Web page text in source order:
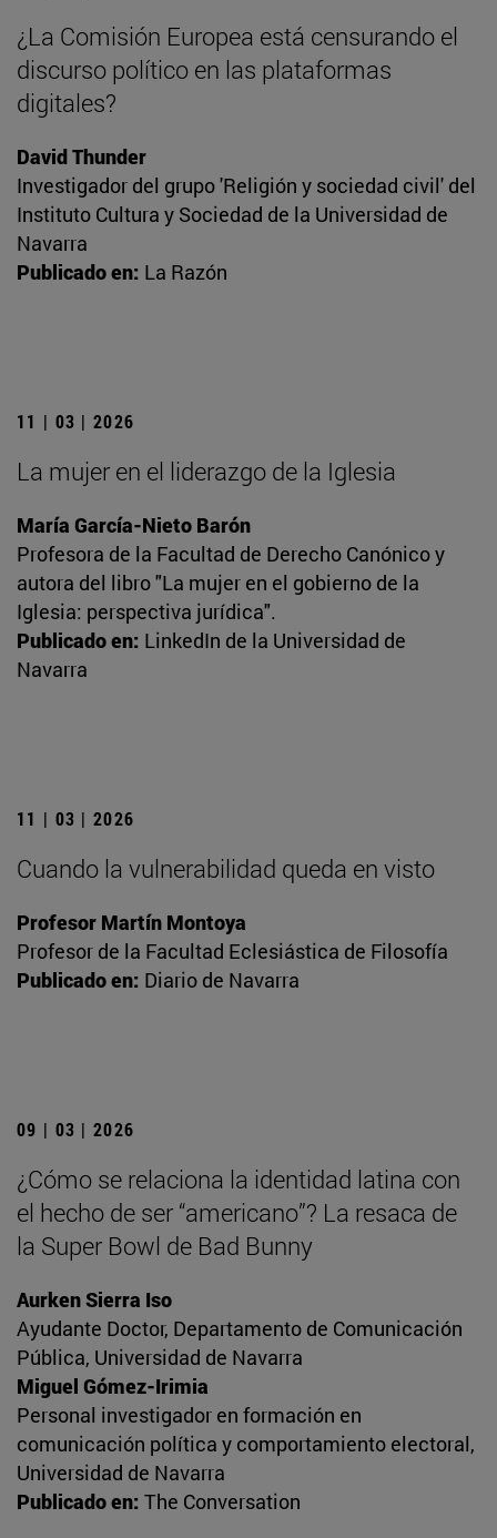
¿La Comisión Europea está censurando el
discurso político en las plataformas
digitales?
David Thunder
Investigador del grupo 'Religión y sociedad civil' del
Instituto Cultura y Sociedad de la Universidad de
Navarra
Publicado en: La Razón
11 | 03 | 2026
La mujer en el liderazgo de la Iglesia
María García-Nieto Barón
Profesora de la Facultad de Derecho Canónico y
autora del libro "La mujer en el gobierno de la
Iglesia: perspectiva jurídica".
Publicado en: LinkedIn de la Universidad de
Navarra
11 | 03 | 2026
Cuando la vulnerabilidad queda en visto
Profesor Martín Montoya
Profesor de la Facultad Eclesiástica de Filosofía
Publicado en: Diario de Navarra
09 | 03 | 2026
¿Cómo se relaciona la identidad latina con
el hecho de ser “americano”? La resaca de
la Super Bowl de Bad Bunny
Aurken Sierra Iso
Ayudante Doctor, Departamento de Comunicación
Pública, Universidad de Navarra
Miguel Gómez-Irimia
Personal investigador en formación en
comunicación política y comportamiento electoral,
Universidad de Navarra
Publicado en: The Conversation